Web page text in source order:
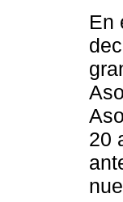
En
20